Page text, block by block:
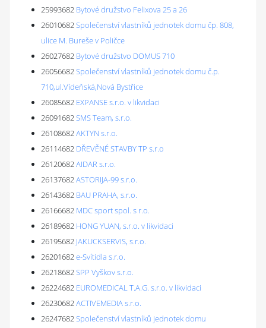
25993682 Bytové družstvo Felixova 25 a 26
26010682Společenství vlastníků jednotek domu čp. 808,
ulice M. Bureše v Poličce
26027682 Bytové družstvo DOMUS 710
26056682Společenství vlastníků jednotek domu č.p.
710,ul.Vídeňská,Nová Bystřice
26085682 EXPANSE s.r.o. v likvidaci
26091682SMS Team, s.r.o.
26108682AKTYN s.r.o.
26114682 DŘEVĚNÉ STAVBY TP s.r.o
26120682AIDAR s.r.o.
26137682ASTORIJA-99 s.r.o.
26143682 BAU PRAHA, s.r.o.
26166682 MDC sport spol. s r.o.
26189682 HONG YUAN, s.r.o. v likvidaci
26195682 JAKUCKSERVIS, s.r.o.
26201682e-Svítidla s.r.o.
26218682SPP Vyškov s.r.o.
26224682 EUROMEDICAL T.A.G. s.r.o. v likvidaci
26230682ACTIVEMEDIA s.r.o.
26247682Společenství vlastníků jednotek domu